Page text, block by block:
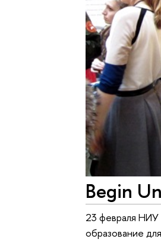
Begin
23 февраля
образование